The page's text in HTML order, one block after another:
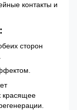
контакты и
сторон
красящее